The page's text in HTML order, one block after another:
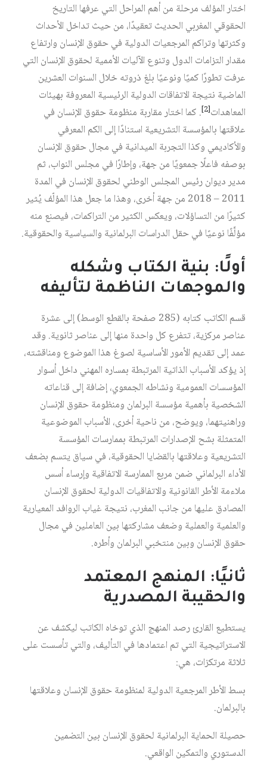
اختار المؤلف مرحلة من أهم المراحل التي عرفها التاريخ
الحقوقي المغربي الحديث تعقيدًا، من حيث تداخل الأحداث
وكثرتها وتراكم المرجعيات الدولية في حقوق الإنسان وارتفاع
مقدار التزامات الدول وتنوع الآليات الأممية لحقوق الإنسان التي
عرفت تطورًا كميًا ونوعيًا بلغ ذروته خلال السنوات العشرين
الماضية نتيجة الاتفاقات الدولية الرئيسية المعروفة بهيئات
المعاهدات[2] . كما اختار مقاربة منظومة حقوق الإنسان في
علاقتها بالمؤسسة التشريعية استنادًا إلى الكم المعرفي
والأكاديمي وكذا التجربة الميدانية في مجال حقوق الإنسان
بوصفه فاعلًا جمعويًا من جهة، وإطارًا في مجلس النواب، ثم
مدير ديوان رئيس المجلس الوطني لحقوق الإنسان في المدة
2011 – 2018 من جهة أخرى، وهذا ما جعل هذا المؤلّف يُثير
كثيرًا من التساؤلات، ويعكس الكثير من التراكمات، فيصنع منه
مؤلَّفًا نوعيًا في حقل الدراسات البرلمانية والسياسية والحقوقية.
أولًا: بنية الكتاب وشكله
والموجهات الناظمة لتأليفه
قسم الكاتب كتابه (285 صفحة بالقطع الوسط) إلى عشرة
عناصر مركزية، تتفرع كل واحدة منها إلى عناصر ثانوية. وقد
عمد إلى تقديم الأمور الأساسية لصوغ هذا الموضوع ومناقشته،
إذ يؤكد الأسباب الذاتية المرتبطة بمساره المهني داخل أسوار
المؤسسات العمومية ونشاطه الجمعوي، إضافة إلى قناعاته
الشخصية بأهمية مؤسسة البرلمان ومنظومة حقوق الإنسان
وراهنيتهما، ويوضح، من ناحية أخرى، الأسباب الموضوعية
المتمثلة بشح الإصدارات المرتبطة بممارسات المؤسسة
التشريعية وعلاقتها بالقضايا الحقوقية، في سياق يتسم بضعف
الأداء البرلماني ضمن مربع الممارسة الاتفاقية وإرساء أسس
ملاءمة الأطر القانونية والاتفاقيات الدولية لحقوق الإنسان
المصادق عليها من جانب المغرب، نتيجة غياب الروافد المعيارية
والعلمية والعملية وضعف مشاركتها بين العاملين في مجال
حقوق الإنسان وبين منتخبي البرلمان وأطره.
ثانيًا: المنهج المعتمد
والحقيبة المصدرية
يستطيع القارئ رصد المنهج الذي توخاه الكاتب ليكشف عن
الاستراتيجية التي تم اعتمادها في التأليف، والتي تأسست على
ثلاثة مرتكزات، هي:
بسط الأطر المرجعية الدولية لمنظومة حقوق الإنسان وعلاقتها
بالبرلمان.
حصيلة الحماية البرلمانية لحقوق الإنسان بين التضمين
الدستوري والتمكين الواقعي.